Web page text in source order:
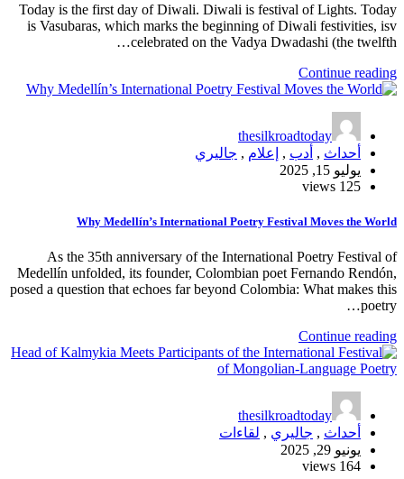
Today is the first day of Diwali.
is Vasubaras, which marks the
celebrated on the
جاليري
Why Medellín’s International
As the 35th anniversary of the
Medellín unfolded, its founder,
posed a question that echoes far